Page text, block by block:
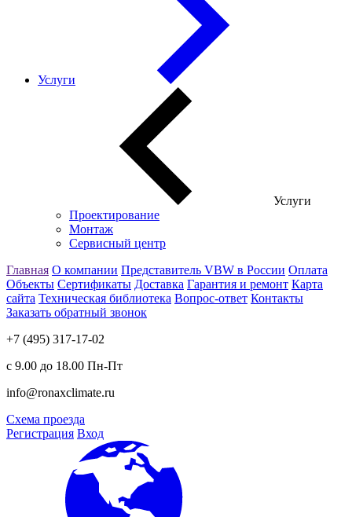
Услуги
Услуги
Проектирование
Монтаж
Сервисный центр
Главная О компании Представитель VBW в России Оплата
Объекты Сертификаты Доставка Гарантия и ремонт Карта
сайта Техническая библиотека Вопрос-ответ Контакты
Заказать обратный звонок
+7 (495) 317-17-02
с 9.00 до 18.00 Пн-Пт
info@ronaxclimate.ru
Схема проезда
Регистрация Вход